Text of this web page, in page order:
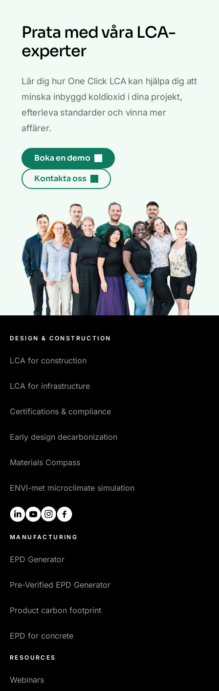
Prata med våra LCA-
experter
Lär dig hur One Click LCA kan hjälpa dig att
minska inbyggd koldioxid i dina projekt,
efterleva standarder och vinna mer
affärer.
Boka en demo
Kontakta oss
DESIGN & CONSTRUCTION
LCA for construction
LCA for infrastructure
Certifications & compliance
Early design decarbonization
Materials Compass
ENVI-met microclimate simulation
linkedinyoutubeinstagram
MANUFACTURING
EPD Generator
Pre-Verified EPD Generator
Product carbon footprint
EPD for concrete
RESOURCES
Webinars